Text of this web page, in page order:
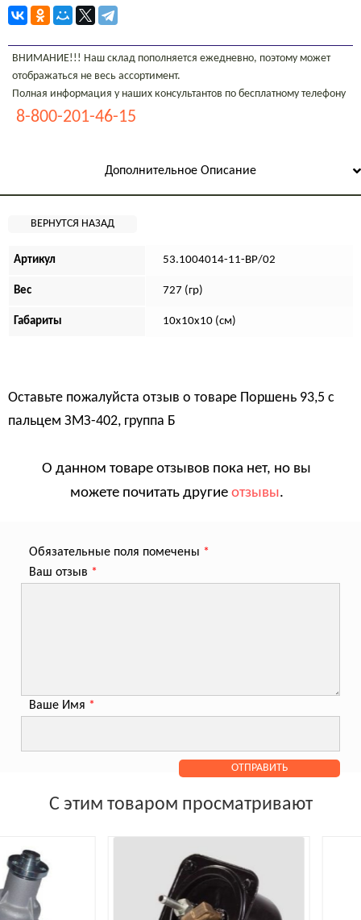
ВНИМАНИЕ!!! Наш склад пополняется ежедневно, поэтому может
отображаться не весь ассортимент.
Полная информация у наших консультантов по бесплатному телефону
8-800-201-46-15
Дополнительное Описание
Артикул 53.1004014-11-ВР/02
Вес 727 (гр)
Габариты 10х10х10 (см)
Оставьте пожалуйста отзыв о товаре Поршень 93,5 с
пальцем ЗМЗ-402, группа Б
О данном товаре отзывов пока нет, но вы
можете почитать другие отзывы.
Обязательные поля помечены *
Ваш отзыв *
Ваше Имя *
С этим товаром просматривают